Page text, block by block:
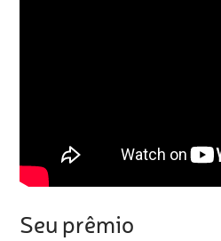
Seu prêmio